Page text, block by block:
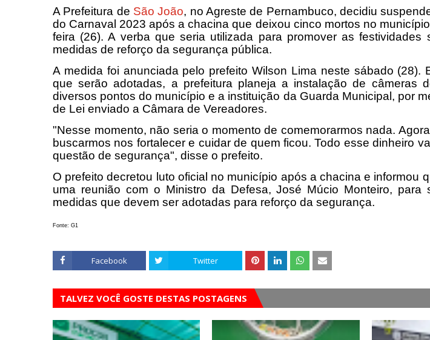
A Prefeitura de São João, no Agreste de Pernambuco, decidiu
do Carnaval 2023 após a chacina que deixou cinco mortos no
feira (26). A verba que seria utilizada para promover as festividades
medidas de reforço da segurança pública.
A medida foi anunciada pelo prefeito Wilson Lima neste sábado (28).
que serão adotadas, a prefeitura planeja a instalação de câmeras
diversos pontos do município e a instituição da Guarda Municipal, por
de Lei enviado a Câmara de Vereadores.
"Nesse momento, não seria o momento de comemorarmos nada.
buscarmos nos fortalecer e cuidar de quem ficou. Todo esse dinheiro
questão de segurança", disse o prefeito.
O prefeito decretou luto oficial no município após a chacina e informou
uma reunião com o Ministro da Defesa, José Múcio Monteiro, para
medidas que devem ser adotadas para reforço da segurança.
Fonte: G1
Facebook Twitter
TALVEZ VOCÊ GOSTE DESTAS POSTAGENS